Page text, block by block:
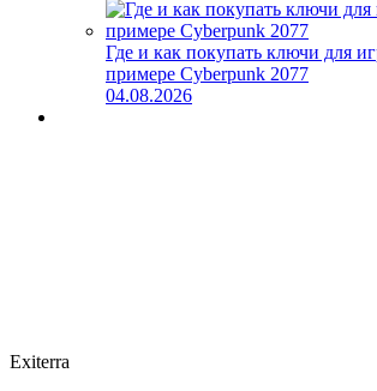
Где и как покупать ключи для
примере Cyberpunk 2077
04.08.2026
Exiterra